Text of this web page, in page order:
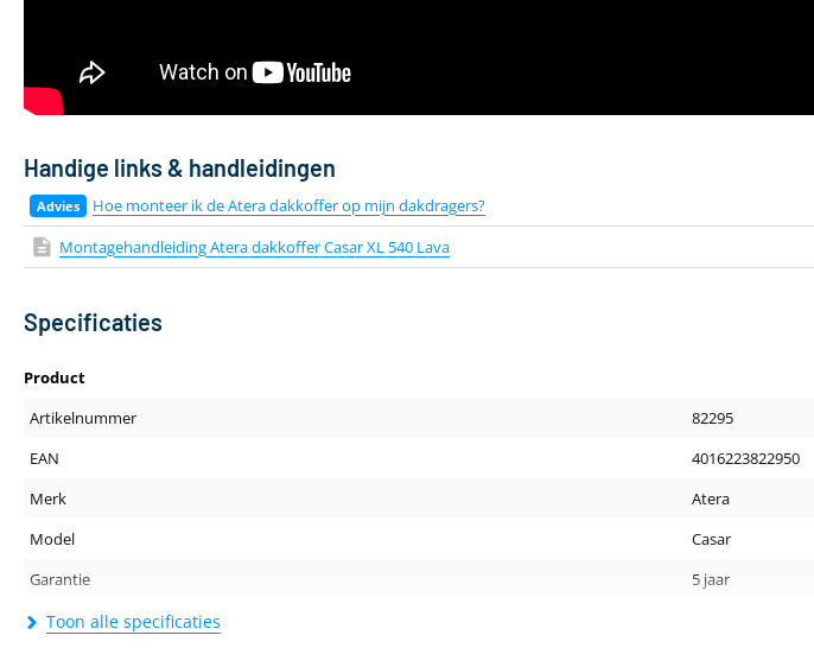
Handige links & handleidingen
Hoe monteer ik de Atera dakkoffer op mijn dakdragers?
Montagehandleiding Atera dakkoffer Casar XL 540 Lava
Specificaties
Product
Artikelnummer
82295
EAN
4016223822950
Merk
Atera
Model
Casar
Garantie
5 jaar
KleurToon alle specificaties